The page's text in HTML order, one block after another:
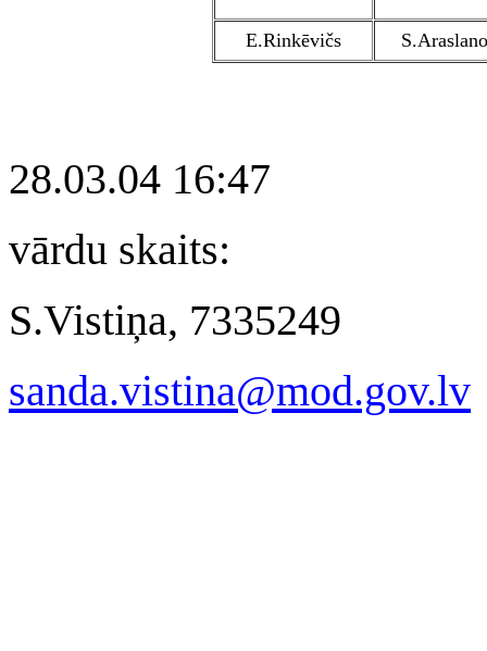
E.Rinkēvičs
28.03.04 16:47
vārdu skaits:
S.Vistiņa, 7335249
sanda.vistina@mod.gov.lv